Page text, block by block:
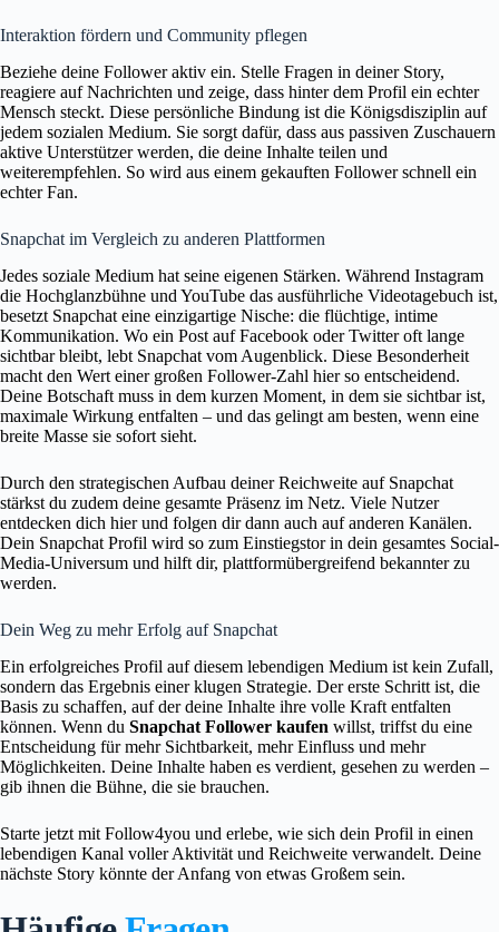
Interaktion fördern und Community pflegen
Beziehe deine Follower aktiv ein. Stelle Fragen in deiner Story,
reagiere auf Nachrichten und zeige, dass hinter dem Profil ein echter
Mensch steckt. Diese persönliche Bindung ist die Königsdisziplin auf
jedem sozialen Medium. Sie sorgt dafür, dass aus passiven Zuschauern
aktive Unterstützer werden, die deine Inhalte teilen und
weiterempfehlen. So wird aus einem gekauften Follower schnell ein
echter Fan.
Snapchat im Vergleich zu anderen Plattformen
Jedes soziale Medium hat seine eigenen Stärken. Während Instagram
die Hochglanzbühne und YouTube das ausführliche Videotagebuch ist,
besetzt Snapchat eine einzigartige Nische: die flüchtige, intime
Kommunikation. Wo ein Post auf Facebook oder Twitter oft lange
sichtbar bleibt, lebt Snapchat vom Augenblick. Diese Besonderheit
macht den Wert einer großen Follower-Zahl hier so entscheidend.
Deine Botschaft muss in dem kurzen Moment, in dem sie sichtbar ist,
maximale Wirkung entfalten – und das gelingt am besten, wenn eine
breite Masse sie sofort sieht.
Durch den strategischen Aufbau deiner Reichweite auf Snapchat
stärkst du zudem deine gesamte Präsenz im Netz. Viele Nutzer
entdecken dich hier und folgen dir dann auch auf anderen Kanälen.
Dein Snapchat Profil wird so zum Einstiegstor in dein gesamtes Social-
Media-Universum und hilft dir, plattformübergreifend bekannter zu
werden.
Dein Weg zu mehr Erfolg auf Snapchat
Ein erfolgreiches Profil auf diesem lebendigen Medium ist kein Zufall,
sondern das Ergebnis einer klugen Strategie. Der erste Schritt ist, die
Basis zu schaffen, auf der deine Inhalte ihre volle Kraft entfalten
können. Wenn du Snapchat Follower kaufen willst, triffst du eine
Entscheidung für mehr Sichtbarkeit, mehr Einfluss und mehr
Möglichkeiten. Deine Inhalte haben es verdient, gesehen zu werden –
gib ihnen die Bühne, die sie brauchen.
Starte jetzt mit Follow4you und erlebe, wie sich dein Profil in einen
lebendigen Kanal voller Aktivität und Reichweite verwandelt. Deine
nächste Story könnte der Anfang von etwas Großem sein.